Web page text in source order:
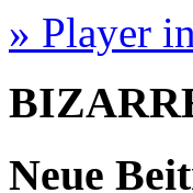
» Player
Neue